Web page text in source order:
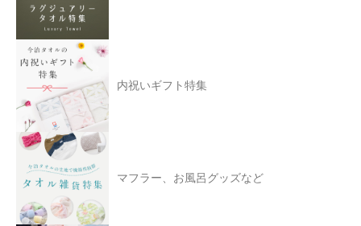
内祝いギフト特集
マフラー、お風呂グッズなど